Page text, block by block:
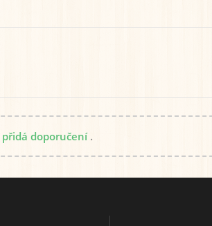
přidá doporučení.